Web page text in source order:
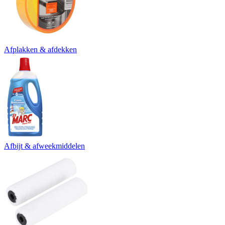
Afplakken & afdekken
Afbijt & afweekmiddelen